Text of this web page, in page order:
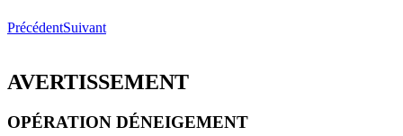
PrécédentSuivant
AVERTISSEMENT
OPÉRATION DÉNEIGEMENT